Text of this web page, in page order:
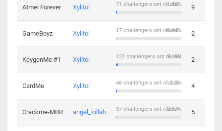
Atmel Forever Xylitol 1.86%
71 challengers ont réussi 9
GameBoyz Xylitol 0.44%
17 challengers ont réussi 2
KeygenMe #1 Xylitol 3.19%
122 challengers ont réussi 2
CardMe Xylitol 1.2%
46 challengers ont réussi 4
Crackme-MBR angel_killah 0.97%
37 challengers ont réussi 5